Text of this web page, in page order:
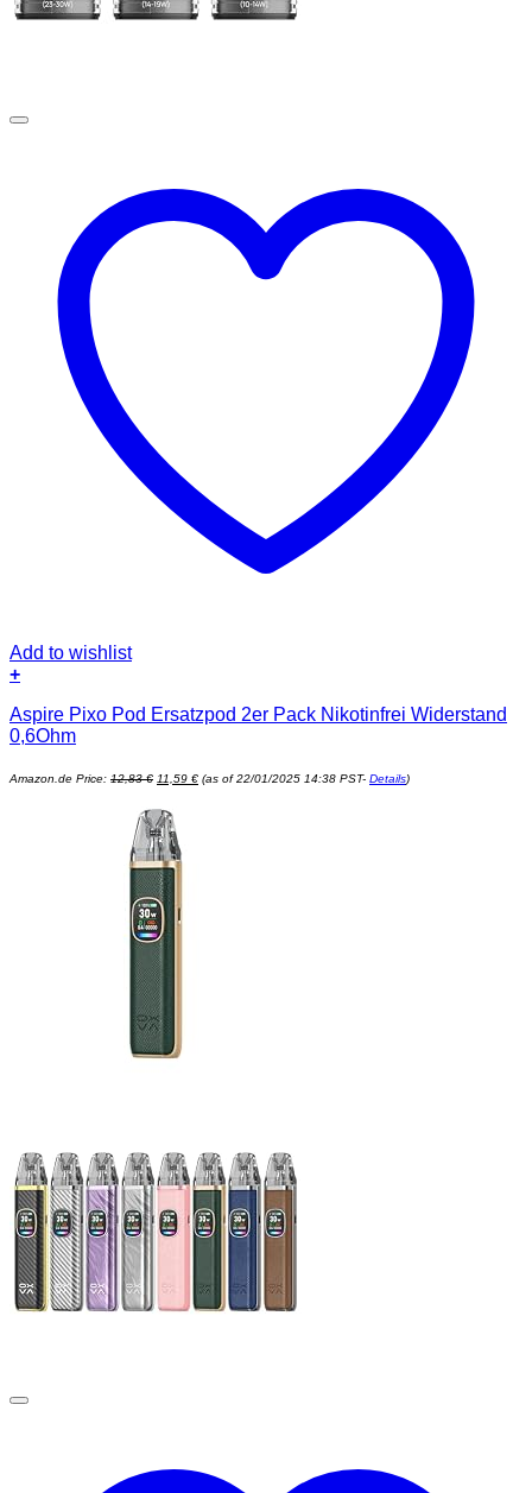
Add to wishlist
+
Aspire Pixo Pod Ersatzpod 2er Pack Nikotinfrei Widerstand
0,6Ohm
Amazon.de Price: 12,83€
Ursprünglicher
Preis
12,83 €
11,59 €
Aktueller
Preis
(as of 22/01/2025 14:38 PST- Details)